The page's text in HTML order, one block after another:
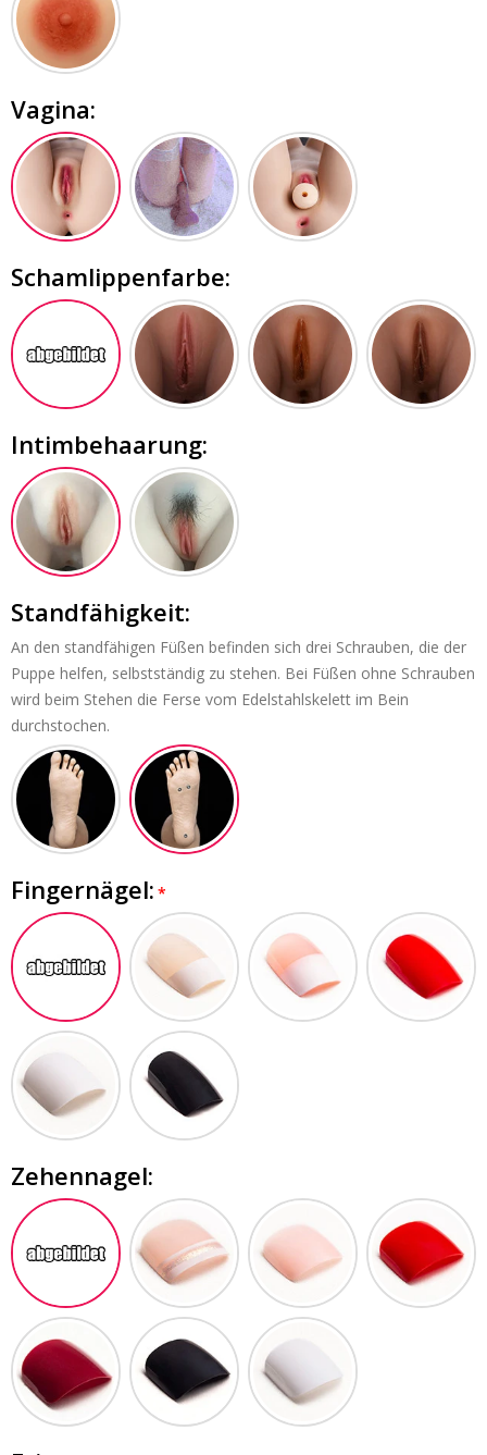
Vagina:
Schamlippenfarbe:
Intimbehaarung:
Standfähigkeit:
An den standfähigen Füßen befinden sich drei Schrauben, die der
Puppe helfen, selbstständig zu stehen. Bei Füßen ohne Schrauben
wird beim Stehen die Ferse vom Edelstahlskelett im Bein
durchstochen.
Fingernägel:
Zehennagel: